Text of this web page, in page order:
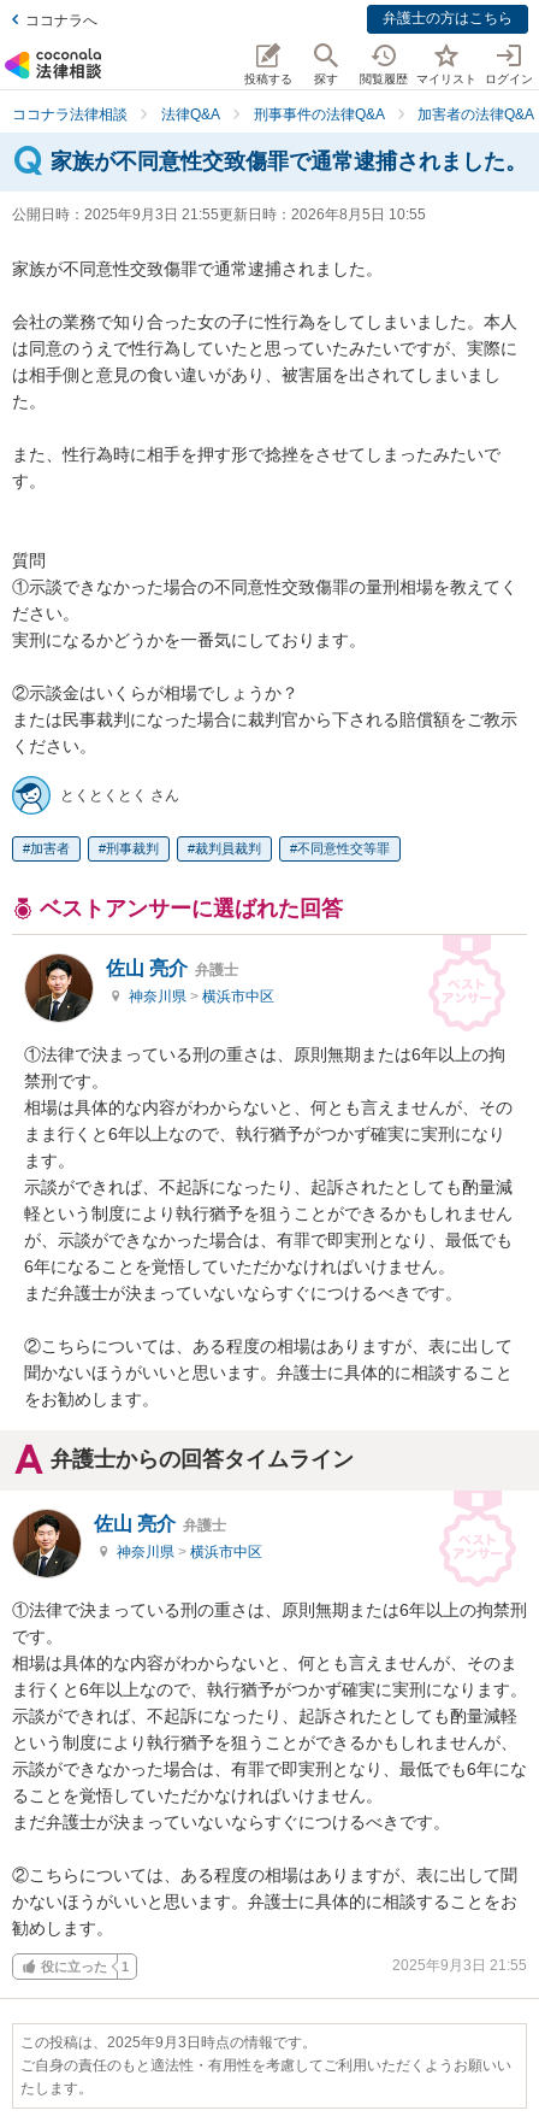
ココナラへ 弁護士の方はこちら
投稿する 探す 閲覧履歴 マイリスト ログイン
ココナラ法律相談 法律Q&A 刑事事件の法律Q&A 加害者の法律Q&A
家族が不同意性交致傷罪で通常逮捕されました。
公開日時： 2025年9月3日 21:55更新日時： 2026年8月5日 10:55
家族が不同意性交致傷罪で通常逮捕されました。
会社の業務で知り合った女の子に性行為をしてしまいました。本人
は同意のうえで性行為していたと思っていたみたいですが、実際に
は相手側と意見の食い違いがあり、被害届を出されてしまいまし
た。
また、性行為時に相手を押す形で捻挫をさせてしまったみたいで
す。
質問
①示談できなかった場合の不同意性交致傷罪の量刑相場を教えてく
ださい。
実刑になるかどうかを一番気にしております。
②示談金はいくらが相場でしょうか？
または民事裁判になった場合に裁判官から下される賠償額をご教示
ください。
とくとくとく さん
加害者 刑事裁判 裁判員裁判 不同意性交等罪
ベストアンサーに選ばれた回答
佐山 亮介 弁護士
神奈川県 > 横浜市中区
①法律で決まっている刑の重さは、原則無期または6年以上の拘
禁刑です。
相場は具体的な内容がわからないと、何とも言えませんが、その
まま行くと6年以上なので、執行猶予がつかず確実に実刑になり
ます。
示談ができれば、不起訴になったり、起訴されたとしても酌量減
軽という制度により執行猶予を狙うことができるかもしれません
が、示談ができなかった場合は、有罪で即実刑となり、最低でも
6年になることを覚悟していただかなければいけません。
まだ弁護士が決まっていないならすぐにつけるべきです。
②こちらについては、ある程度の相場はありますが、表に出して
聞かないほうがいいと思います。弁護士に具体的に相談すること
をお勧めします。
弁護士からの回答タイムライン
佐山 亮介 弁護士
神奈川県 > 横浜市中区
①法律で決まっている刑の重さは、原則無期または6年以上の拘禁刑
です。
相場は具体的な内容がわからないと、何とも言えませんが、そのま
ま行くと6年以上なので、執行猶予がつかず確実に実刑になります。
示談ができれば、不起訴になったり、起訴されたとしても酌量減軽
という制度により執行猶予を狙うことができるかもしれませんが、
示談ができなかった場合は、有罪で即実刑となり、最低でも6年にな
ることを覚悟していただかなければいけません。
まだ弁護士が決まっていないならすぐにつけるべきです。
②こちらについては、ある程度の相場はありますが、表に出して聞
かないほうがいいと思います。弁護士に具体的に相談することをお
勧めします。
役に立った 1 2025年9月3日 21:55
この投稿は、2025年9月3日時点の情報です。
ご自身の責任のもと適法性・有用性を考慮してご利用いただくようお願いい
たします。